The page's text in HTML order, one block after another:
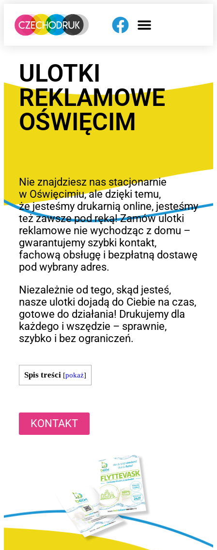
ULOTKI
REKLAMOWE
OŚWIĘCIM
Nie znajdziesz nas stacjonarnie
w Oświęcimiu, ale dzięki temu,
że jesteśmy drukarnią online, jesteśmy
też zawsze pod ręką! Zamów ulotki
reklamowe nie wychodząc z domu –
gwarantujemy szybki kontakt,
fachową obsługę i bezpłatną dostawę
pod wybrany adres.
Niezależnie od tego, skąd jesteś,
nasze ulotki dojadą do Ciebie na czas,
gotowe do działania! Drukujemy dla
każdego i wszędzie – sprawnie,
szybko i bez ograniczeń.
Spis treści [pokaż]
KONTAKT